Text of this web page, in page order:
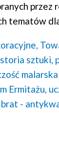
przez
tematów
sztuki,
Ermitażu,
brat -